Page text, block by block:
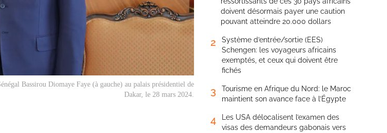
Bassirou Diomaye Faye (à gauche) au palais présidentiel de
Dakar, le 28 mars 2024.
doivent désormais payer une caution
pouvant atteindre 20.000 dollars
2
Système d’entrée/sortie (EES)
Schengen: les voyageurs africains
exemptés, et ceux qui doivent être
fichés
3
Tourisme en Afrique du Nord: le Maroc
maintient son avance face à l’Égypte
4
Les USA délocalisent l’examen des
visas des demandeurs gabonais vers